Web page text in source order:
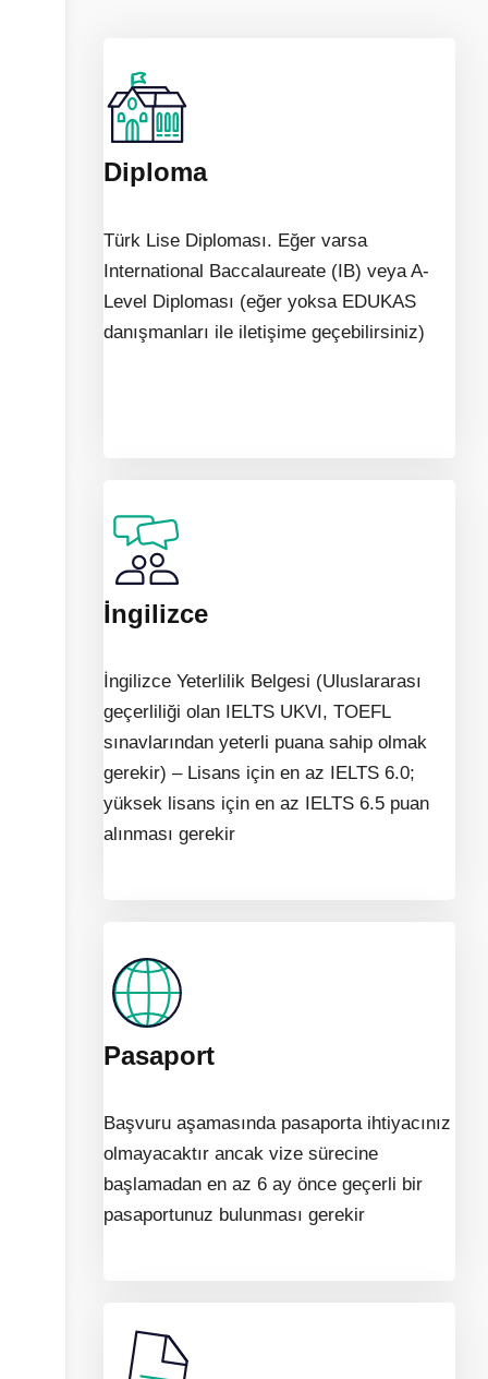
Diploma
Türk Lise Diploması. Eğer varsa
International Baccalaureate (IB) veya A-
Level Diploması (eğer yoksa EDUKAS
danışmanları ile iletişime geçebilirsiniz)
İngilizce
İngilizce Yeterlilik Belgesi (Uluslararası
geçerliliği olan IELTS UKVI, TOEFL
sınavlarından yeterli puana sahip olmak
gerekir) – Lisans için en az IELTS 6.0;
yüksek lisans için en az IELTS 6.5 puan
alınması gerekir
Pasaport
Başvuru aşamasında pasaporta ihtiyacınız
olmayacaktır ancak vize sürecine
başlamadan en az 6 ay önce geçerli bir
pasaportunuz bulunması gerekir